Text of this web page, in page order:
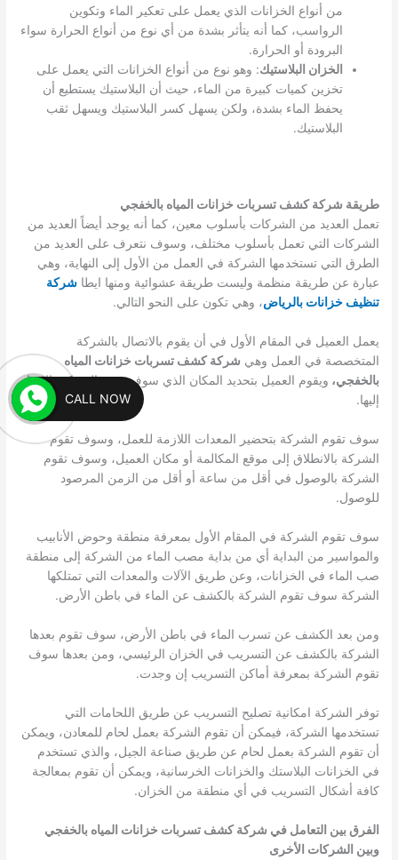
من أنواع الخزانات الذي يعمل على تعكير الماء وتكوين
الرواسب، كما أنه يتأثر بشدة من أي نوع من أنواع الحرارة سواء
البرودة أو الحرارة.
الخزان البلاستيك: وهو نوع من أنواع الخزانات التي يعمل على
تخزين كميات كبيرة من الماء، حيث أن البلاستيك يستطيع أن
يحفظ الماء بشدة، ولكن يسهل كسر البلاستيك ويسهل ثقب
البلاستيك.
طريقة شركة كشف تسربات خزانات المياه بالخفجي
تعمل العديد من الشركات بأسلوب معين، كما أنه يوجد أيضاً العديد من
الشركات التي تعمل بأسلوب مختلف، وسوف نتعرف على العديد من
الطرق التي تستخدمها الشركة في العمل من الأول إلى النهاية، وهي
عبارة عن طريقة منظمة وليست طريقة عشوائية ومنها ايطاشركة
تنظيف خزانات بالرياض، وهي تكون على النحو التالي.
يعمل العميل في المقام الأول في أن يقوم بالاتصال بالشركة
المتخصصة في العمل وهي شركة كشف تسربات خزانات المياه
بالخفجي، ويقوم العميل بتحديد المكان الذي سوف تقوم الشركة بالاتجاه
إليها.
سوف تقوم الشركة بتحضير المعدات اللازمة للعمل، وسوف تقوم
الشركة بالانطلاق إلى موقع المكالمة أو مكان العميل، وسوف تقوم
الشركة بالوصول في أقل من ساعة أو أقل من الزمن المرصود
للوصول.
سوف تقوم الشركة في المقام الأول بمعرفة منطقة وحوض الأنابيب
والمواسير من البداية أي من بداية مصب الماء من الشركة إلى منطقة
صب الماء في الخزانات، وعن طريق الآلات والمعدات التي تمتلكها
الشركة سوف تقوم الشركة بالكشف عن الماء في باطن الأرض.
ومن بعد الكشف عن تسرب الماء في باطن الأرض، سوف تقوم بعدها
الشركة بالكشف عن التسريب في الخزان الرئيسي، ومن بعدها سوف
تقوم الشركة بمعرفة أماكن التسريب إن وجدت.
توفر الشركة امكانية تصليح التسريب عن طريق اللحامات التي
تستخدمها الشركة، فيمكن أن تقوم الشركة بعمل لحام للمعادن، ويمكن
أن تقوم الشركة بعمل لحام عن طريق صناعة الجيل، والذي تستخدم
في الخزانات البلاستك والخزانات الخرسانية، ويمكن أن تقوم بمعالجة
كافة أشكال التسريب في أي منطقة من الخزان.
الفرق بين التعامل في شركة كشف تسربات خزانات المياه بالخفجي
وبين الشركات الأخرى
CALL NOW